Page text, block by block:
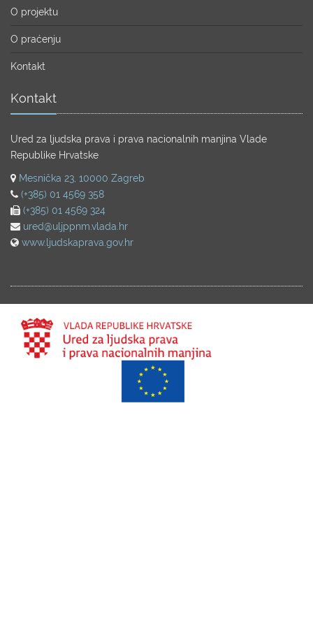
O projektu
O praćenju
Kontakt
Kontakt
Ured za ljudska prava i prava nacionalnih manjina Vlade
Republike Hrvatske
Mesnička 23, 10000 Zagreb
(+385) 01 4569 358
(+385) 01 4569 324
ured@uljppnm.vlada.hr
www.ljudskaprava.gov.hr